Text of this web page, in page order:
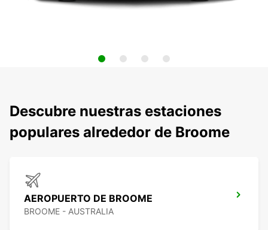
Descubre nuestras estaciones
populares alrededor de Broome
AEROPUERTO DE BROOME
BROOME - AUSTRALIA